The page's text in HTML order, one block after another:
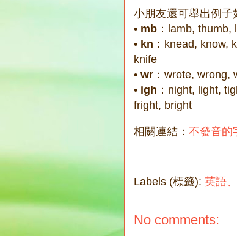
小朋友還可舉出例子
• mb ：lamb,
• kn ：knead, know,
knife
• wr ：wrote,
• igh ：night, light,
fright, bright
相關連結： 不發音的
Labels (標籤): 英語
No comments: